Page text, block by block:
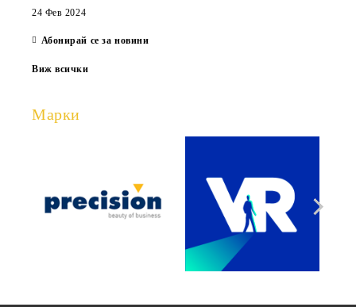
24 Фев 2024
Абонирай се за новини
Виж всички
Марки